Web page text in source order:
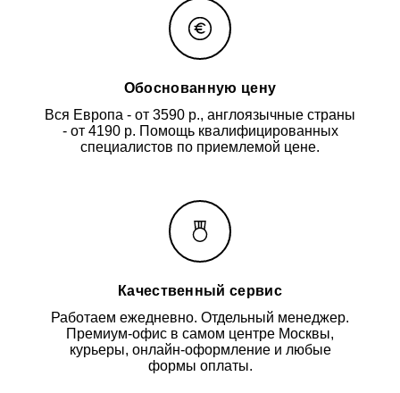
Обоснованную цену
Вся Европа - от 3590 р., англоязычные страны
- от 4190 р. Помощь квалифицированных
специалистов по приемлемой цене.
Качественный сервис
Работаем ежедневно. Отдельный менеджер.
Премиум-офис в самом центре Москвы,
курьеры, онлайн-оформление и любые
формы оплаты.